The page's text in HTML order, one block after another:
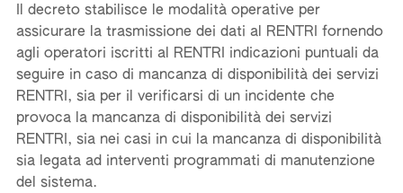
Il decreto stabilisce le modalità operative per
assicurare la trasmissione dei dati al RENTRI fornendo
agli operatori iscritti al RENTRI indicazioni puntuali da
seguire in caso di mancanza di disponibilità dei servizi
RENTRI, sia per il verificarsi di un incidente che
provoca la mancanza di disponibilità dei servizi
RENTRI, sia nei casi in cui la mancanza di disponibilità
sia legata ad interventi programmati di manutenzione
del sistema.